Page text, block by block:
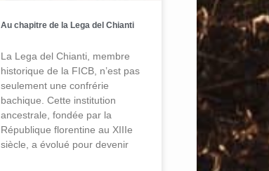
Au chapitre de la Lega del Chianti
La Lega del Chianti, membre
historique de la FICB, n’est pas
seulement une confrérie
bachique. Cette institution
ancestrale, fondée par la
République florentine au XIIIe
siècle, a évolué pour devenir